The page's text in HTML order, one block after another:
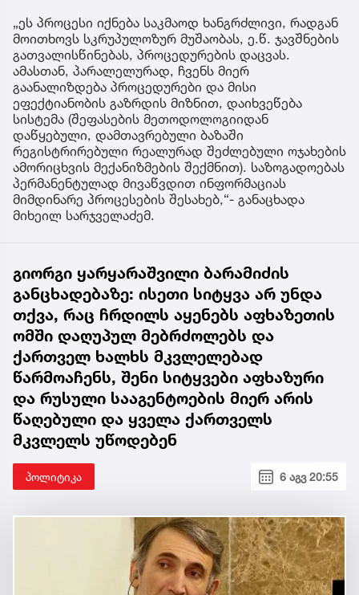
„ეს პროცესი იქნება საკმაოდ ხანგრძლივი, რადგან
მოითხოვს სკრუპულოზურ მუშაობას, ე.წ. ჯავშნების
გათვალისწინებას, პროცედურების დაცვას.
ამასთან, პარალელურად, ჩვენს მიერ
გაანალიზდება პროცედურები და მისი
ეფექტიანობის გაზრდის მიზნით, დაიხვეწება
სისტემა (შეფასების მეთოდოლოგიიდან
დაწყებული, დამთავრებული ბაზაში
რეგისტრირებული რეალურად შეძლებული ოჯახების
ამორიცხვის მექანიზმების შექმნით). საზოგადოებას
პერმანენტულად მივაწვდით ინფორმაციას
მიმდინარე პროცესების შესახებ,“- განაცხადა
მიხეილ სარჯველაძემ.
გიორგი ყარყარაშვილი ბარამიძის
განცხადებაზე: ისეთი სიტყვა არ უნდა
თქვა, რაც ჩრდილს აყენებს აფხაზეთის
ომში დაღუპულ მებრძოლებს და
ქართველ ხალხს მკვლელებად
წარმოაჩენს, შენი სიტყვები აფხაზური
და რუსული სააგენტოების მიერ არის
წაღებული და ყველა ქართველს
მკვლელს უწოდებენ
პოლიტიკა 6 აგვ 20:55